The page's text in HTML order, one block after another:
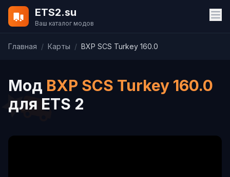
ETS2.su
Ваш каталог модов
Главная / Карты / BXP SCS Turkey 160.0
Мод BXP SCS Turkey 160.0
для ETS 2